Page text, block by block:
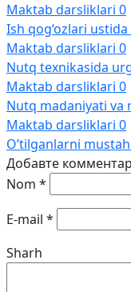
Maktab darsliklari 0
Ish qog‘ozlari
Maktab darsliklari 0
Nutq texnikasida
Maktab darsliklari 0
Nutq madaniyati va
Maktab darsliklari 0
O’tilganlarni
Добавте
Nom *
E-mail *
Sharh